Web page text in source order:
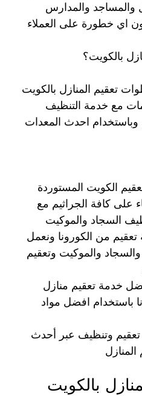
والمساجد والمدارس
اي خطورة على العملاء
بالكويت؟
تعقيم المنازل بالكويت
مع خدمة التنظيف
احدث المعدات
الكويت المستوردة
على كافة الجراثيم مع
السجاد والموكيت
من الكورونا ونعمل
والموكيت وتعقيم
خدمة تعقيم منازل
باستخدام افضل مواد
وتنظيف عبر أحدث
بالكويت